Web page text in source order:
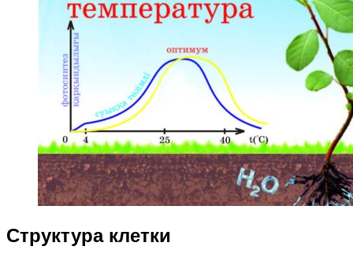
Структура клетки